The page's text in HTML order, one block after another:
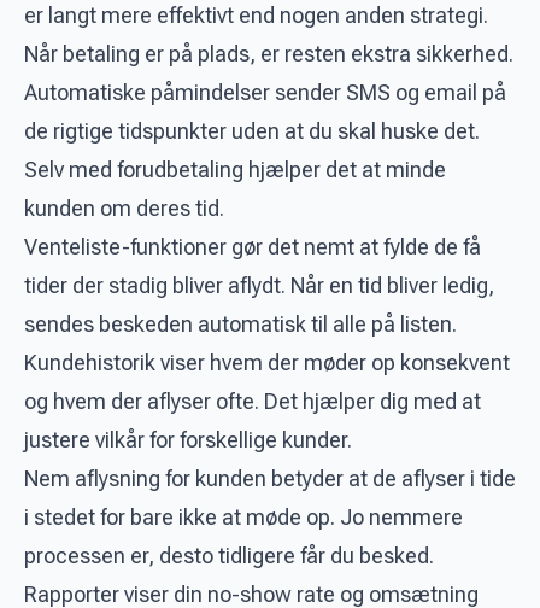
er langt mere effektivt end nogen anden strategi.
Når betaling er på plads, er resten ekstra sikkerhed.
Automatiske påmindelser sender SMS og email på
de rigtige tidspunkter uden at du skal huske det.
Selv med forudbetaling hjælper det at minde
kunden om deres tid.
Venteliste-funktioner gør det nemt at fylde de få
tider der stadig bliver aflydt. Når en tid bliver ledig,
sendes beskeden automatisk til alle på listen.
Kundehistorik viser hvem der møder op konsekvent
og hvem der aflyser ofte. Det hjælper dig med at
justere vilkår for forskellige kunder.
Nem aflysning for kunden betyder at de aflyser i tide
i stedet for bare ikke at møde op. Jo nemmere
processen er, desto tidligere får du besked.
Rapporter viser din no-show rate og omsætning